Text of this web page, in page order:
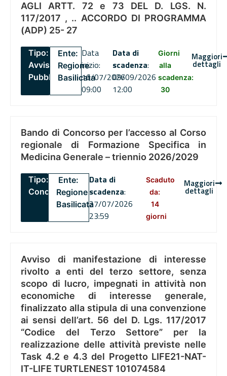
AGLI ARTT. 72 e 73 DEL D. LGS. N.
117/2017 , .. ACCORDO DI PROGRAMMA
(ADP) 25- 27
Tipo:
Avviso
Pubblico
Ente:
Regione
Basilicata
Data
inizio:
16/07/2026
09:00
Data di
scadenza:
09/09/2026
12:00
Giorni
alla
scadenza:
30
Maggiori
dettagli
Bando di Concorso per l’accesso al Corso
regionale di Formazione Specifica in
Medicina Generale – triennio 2026/2029
Tipo:
Concorsi
Ente:
Regione
Basilicata
Data di
scadenza:
27/07/2026
23:59
Scaduto
da:
14
giorni
Maggiori
dettagli
Avviso di manifestazione di interesse
rivolto a enti del terzo settore, senza
scopo di lucro, impegnati in attività non
economiche di interesse generale,
finalizzato alla stipula di una convenzione
ai sensi dell’art. 56 del D. Lgs. 117/2017
“Codice del Terzo Settore” per la
realizzazione delle attività previste nelle
Task 4.2 e 4.3 del Progetto LIFE21-NAT-
IT-LIFE TURTLENEST 101074584